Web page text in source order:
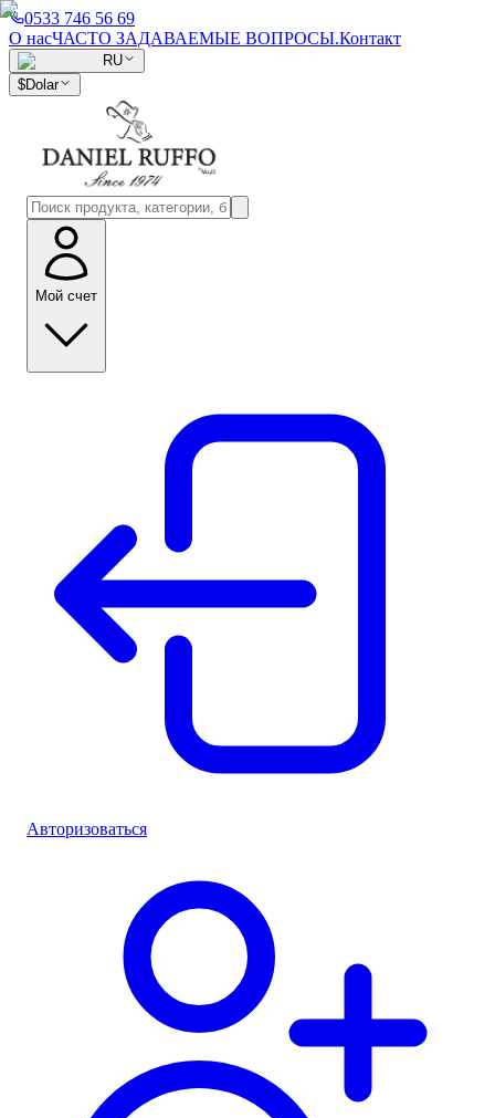
0533 746 56 69
О насЧАСТО ЗАДАВАЕМЫЕ ВОПРОСЫ.Контакт
RU
$Dolar
Мой счет
Авторизоваться